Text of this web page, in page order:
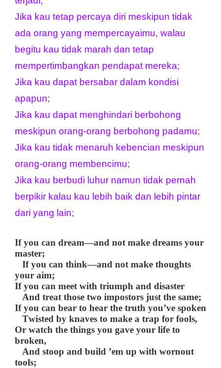
Jika kau tetap percaya diri meskipun tidak
ada orang yang mempercayaimu, walau
begitu kau tidak marah dan tetap
mempertimbangkan pendapat mereka;
Jika kau dapat bersabar dalam kondisi
apapun;
Jika kau dapat menghindari berbohong
meskipun orang-orang berbohong padamu;
Jika kau tidak menaruh kebencian meskipun
orang-orang membencimu;
Jika kau berbudi luhur namun tidak pernah
berpikir kalau kau lebih baik dan lebih pintar
dari yang lain;
If you can dream—and not make dreams your
master;
If you can think—and not make thoughts
your aim;
If you can meet with triumph and disaster
And treat those two impostors just the same;
If you can bear to hear the truth you’ve spoken
Twisted by knaves to make a trap for fools,
Or watch the things you gave your life to
broken,
And stoop and build ’em up with wornout
tools;